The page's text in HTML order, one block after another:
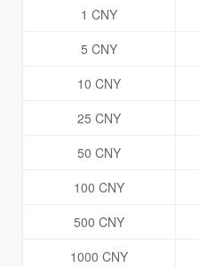
1 CNY
5 CNY
10 CNY
25 CNY
50 CNY
100 CNY
500 CNY
1000 CNY